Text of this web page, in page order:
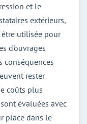
et le
extérieurs,
utilisée pour
d'ouvrages
conséquences
rester
coûts plus
évaluées avec
place dans le